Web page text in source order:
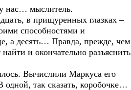
нас… мыслитель.
в прищуренных глазках –
способностями и
а десять… Правда, прежде, чем
и окончательно разъяснить
Вычислили Маркуса его
так сказать, коробочке…